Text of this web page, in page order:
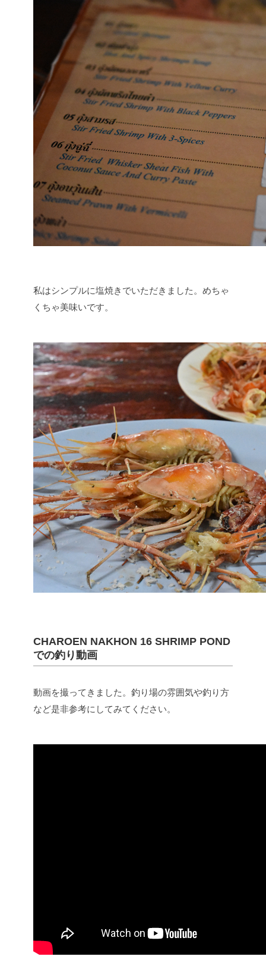
私はシンプルに塩焼きでいただきました。めちゃ
くちゃ美味いです。
CHAROEN NAKHON 16 SHRIMP POND
での釣り動画
動画を撮ってきました。釣り場の雰囲気や釣り方
など是非参考にしてみてください。